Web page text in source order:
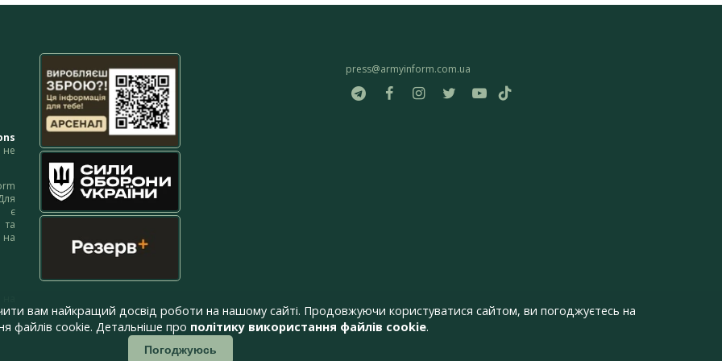
є
на
press@armyinform.com.ua
вам найкращий досвід роботи на нашому сайті. Продовжуючи користуватися сайтом, ви погоджуєтесь на
файлів cookie. Детальніше про політику використання файлів cookie.
Погоджуюсь